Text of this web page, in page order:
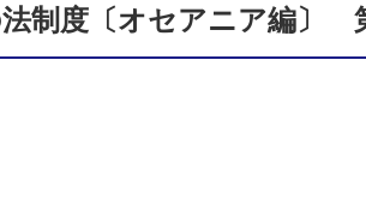
制度〔オセアニア編〕